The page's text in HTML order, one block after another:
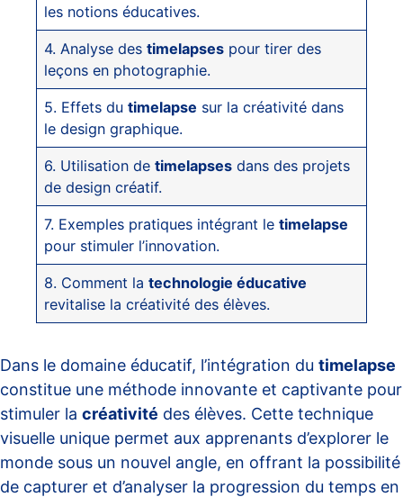
les notions éducatives.
4. Analyse destimelapses pour tirer des
leçons en photographie.
5. Effets dutimelapse sur la créativité dans
le design graphique.
6. Utilisation detimelapses dans des projets
de design créatif.
7. Exemples pratiques intégrant letimelapse
pour stimuler l’innovation.
8. Comment latechnologie éducative
revitalise la créativité des élèves.
Dans le domaine éducatif, l’intégration du timelapse
constitue une méthode innovante et captivante pour
stimuler la créativité des élèves. Cette technique
visuelle unique permet aux apprenants d’explorer le
monde sous un nouvel angle, en offrant la possibilité
de capturer et d’analyser la progression du temps en